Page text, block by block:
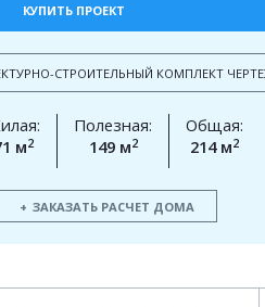
КУПИТЬ ПРОЕКТ
СТРОИТЕЛЬНЫЙ КОМПЛЕКТ
м2
Полезная:
149 м2
Общая:
214 м2
ЗАКАЗАТЬ РАСЧЕТ ДОМА